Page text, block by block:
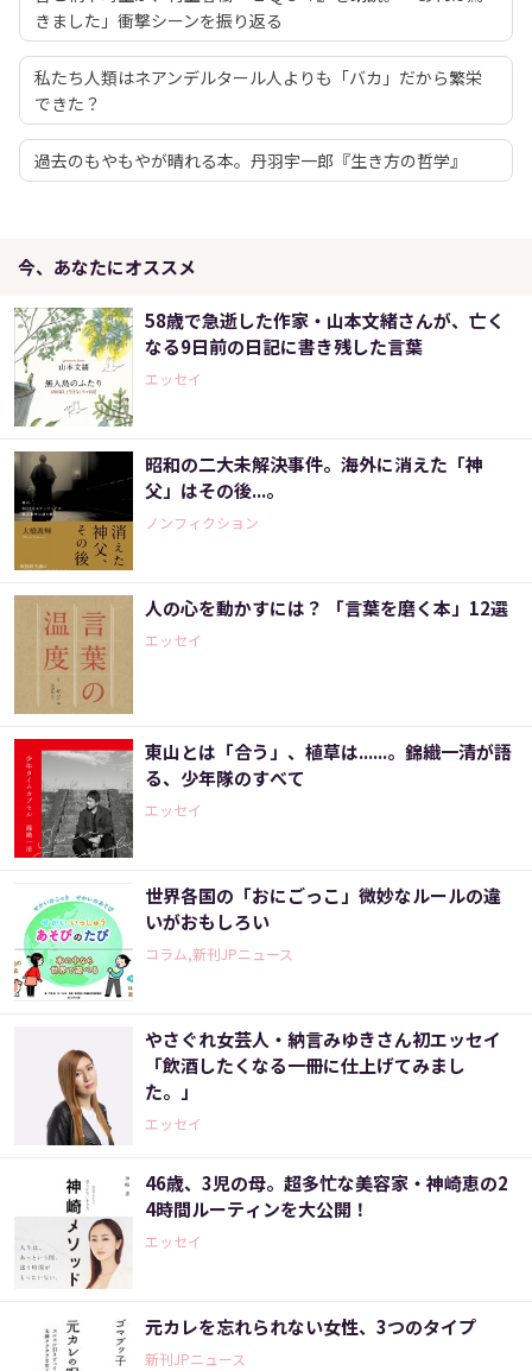
きました」衝撃シーンを振り返る
私たち人類はネアンデルタール人よりも「バカ」だから繁栄
できた？
過去のもやもやが晴れる本。丹羽宇一郎『生き方の哲学』
今、あなたにオススメ
58歳で急逝した作家・山本文緒さんが、亡く
なる9日前の日記に書き残した言葉
エッセイ
昭和の二大未解決事件。海外に消えた「神
父」はその後...。
ノンフィクション
人の心を動かすには？ 「言葉を磨く本」12選
エッセイ
東山とは「合う」、植草は......。錦織一清が語
る、少年隊のすべて
エッセイ
世界各国の「おにごっこ」微妙なルールの違
いがおもしろい
コラム,新刊JPニュース
やさぐれ女芸人・納言みゆきさん初エッセイ
「飲酒したくなる一冊に仕上げてみまし
た。」
エッセイ
46歳、3児の母。超多忙な美容家・神崎恵の2
4時間ルーティンを大公開！
エッセイ
元カレを忘れられない女性、3つのタイプ
新刊JPニュース